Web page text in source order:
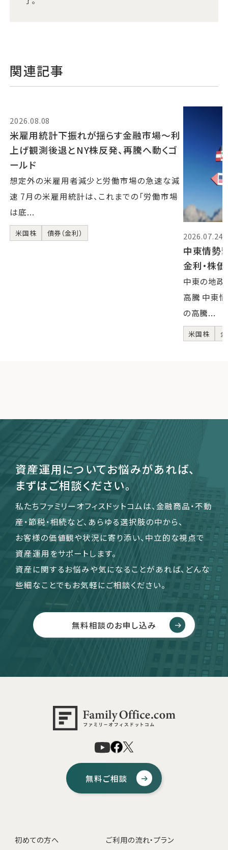
関連記事
2026.08.08
米雇用統計下振れが揺らす金融市場～利
上げ観測後退とNY株反発、再騰へ動くゴ
ールド
想定外の米雇用者減少と労働市場の急速な減
速 7月の米雇用統計は、これまでの「労働市場
は底...
米国株 債券（金利） 2026.07.24
中東情勢
金利・株
中東の地政
高騰 中東
の高騰...
米国株 金
資産運用についてお悩みがあれば、
まずはご相談ください。
私たちファミリーオフィスドットコムは、金融商品・不動
産・節税・相続など、あらゆる選択肢の中から、
お客様の価値観や状況に寄り添い、中立的な視点で
資産運用をサポートします。
資産に関するお悩みや気になることがあれば、どんな
些細なことでもお気軽にご相談ください。
無料相談のお申し込み
無料ご相談
初めての方へ
ご利用の流れ・プラン